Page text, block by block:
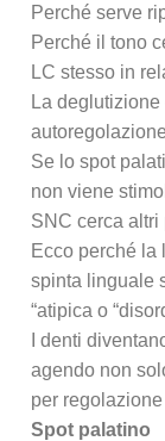
Perché serve
Perché il tono
LC stesso in
La
Se lo spot
non viene
SNC cerca altri
Ecco perché la
spinta linguale
“atipica o
I denti
agendo non
per
Spot palatino